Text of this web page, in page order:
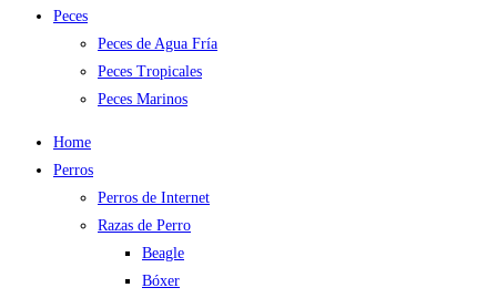
Peces
Peces de Agua Fría
Peces Tropicales
Peces Marinos
Home
Perros
Perros de Internet
Razas de Perro
Beagle
Bóxer